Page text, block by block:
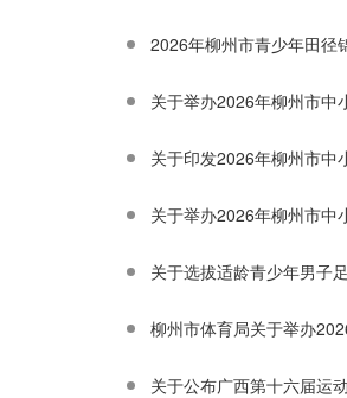
2026年柳州市青少年田径
关于举办2026年柳州市中
关于印发2026年柳州市中
关于举办2026年柳州市中
关于选拔适龄青少年男子
柳州市体育局关于举办
关于公布广西第十六届运